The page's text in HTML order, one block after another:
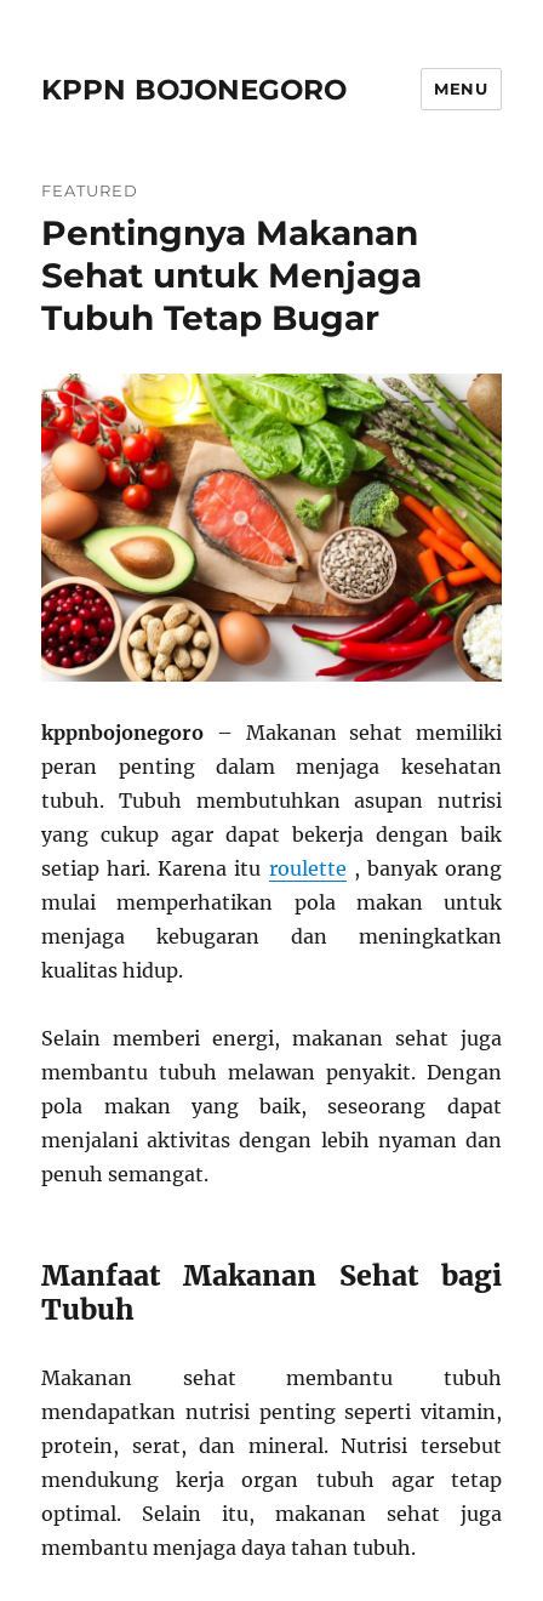
KPPN BOJONEGORO MENU
FEATURED
Pentingnya Makanan
Sehat untuk Menjaga
Tubuh Tetap Bugar
kppnbojonegoro – Makanan sehat memiliki
peran penting dalam menjaga kesehatan
tubuh. Tubuh membutuhkan asupan nutrisi
yang cukup agar dapat bekerja dengan baik
setiap hari. Karena itu roulette , banyak orang
mulai memperhatikan pola makan untuk
menjaga kebugaran dan meningkatkan
kualitas hidup.
Selain memberi energi, makanan sehat juga
membantu tubuh melawan penyakit. Dengan
pola makan yang baik, seseorang dapat
menjalani aktivitas dengan lebih nyaman dan
penuh semangat.
Manfaat Makanan Sehat bagi
Tubuh
Makanan sehat membantu tubuh
mendapatkan nutrisi penting seperti vitamin,
protein, serat, dan mineral. Nutrisi tersebut
mendukung kerja organ tubuh agar tetap
optimal. Selain itu, makanan sehat juga
membantu menjaga daya tahan tubuh.